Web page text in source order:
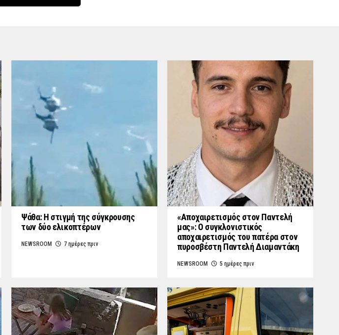
Ψάθα: Η στιγμή της σύγκρουσης
των δύο ελικοπτέρων
NEWSROOM 7 ημέρες πριν
«Aποχαιρετισμός στον Παντελή
μας»: Ο συγκλονιστικός
αποχαιρετισμός του πατέρα στον
πυροσβέστη Παντελή Διαμαντάκη
NEWSROOM 5 ημέρες πριν